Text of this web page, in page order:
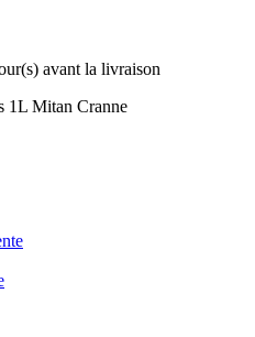
avant la livraison